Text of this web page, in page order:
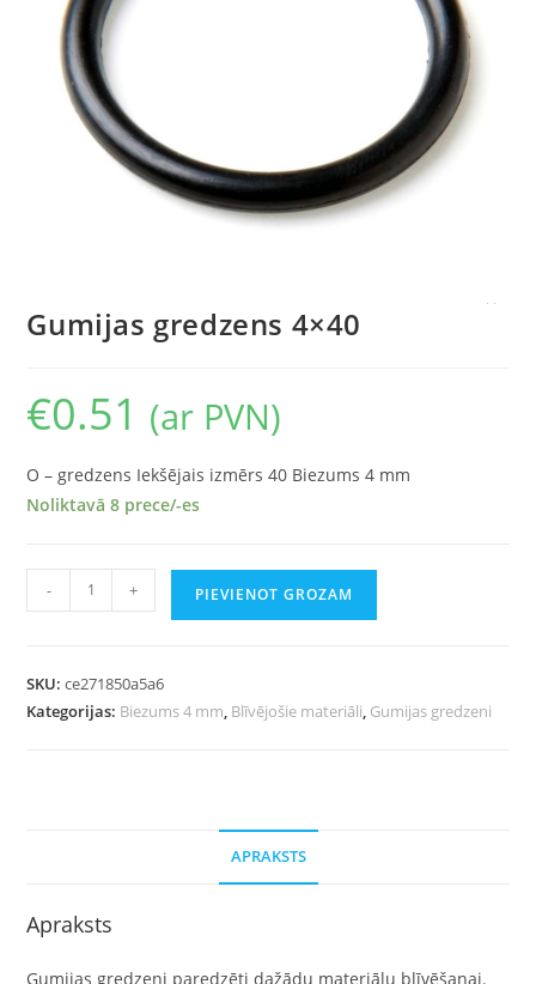
Gumijas gredzens 4×40
€0.51 (ar PVN)
O – gredzens Iekšējais izmērs 40 Biezums 4 mm
Noliktavā 8 prece/-es
- + PIEVIENOT GROZAM
SKU:ce271850a5a6
Kategorijas: Biezums 4 mm, Blīvējošie materiāli, Gumijas gredzeni
APRAKSTS
Apraksts
Gumijas gredzeni paredzēti dažādu materiālu blīvēšanai.